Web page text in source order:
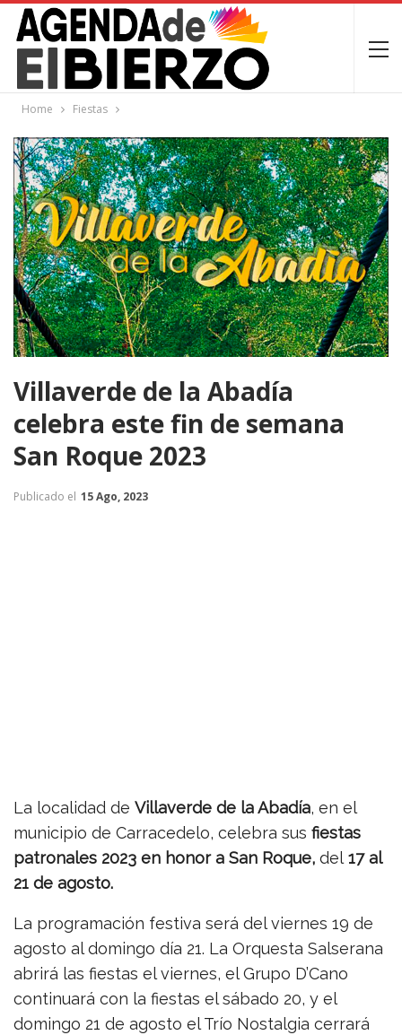
Home Fiestas
Villaverde de la Abadía
celebra este fin de semana
San Roque 2023
Publicado el 15 Ago, 2023
La localidad de Villaverde de la Abadía, en el
municipio de Carracedelo, celebra sus fiestas
patronales 2023 en honor a San Roque, del17 al
21 de agosto.
La programación festiva será del viernes 19 de
agosto al domingo día 21. La Orquesta Salserana
abrirá las fiestas el viernes, el Grupo D’Cano
continuará con la fiestas el sábado 20, y el
domingo 21 de agosto el Trío Nostalgia cerrará